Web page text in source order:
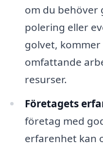
om du
polering eller
golvet,
omfattande
resurser.
Företagets
företag med
erfarenhet kan